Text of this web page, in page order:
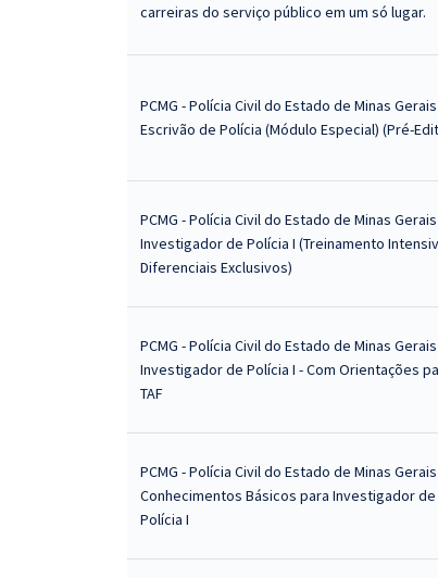
carreiras do serviço público em um só lugar.
PCMG - Polícia Civil do Estado de Minas
Escrivão de Polícia (Módulo Especial) (Pré-
PCMG - Polícia Civil do Estado de Minas
Investigador de Polícia I (Treinamento
Diferenciais Exclusivos)
PCMG - Polícia Civil do Estado de Minas
Investigador de Polícia I - Com Orientações
TAF
PCMG - Polícia Civil do Estado de Minas
Conhecimentos Básicos para Investigador de
Polícia I